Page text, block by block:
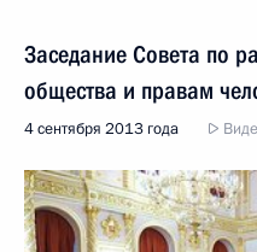
Заседание Совета по
общества и правам
4 сентября 2013 года